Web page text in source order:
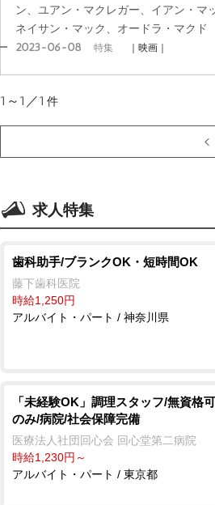
ン、ユアン・マクレガー、イアン・マ
ネイサン・マック、オードラ・マクド
2023-06-08 特集 ｜映画｜
1～1／1 件
求人特集
歯科助手/ブランクOK・短時間OK
藤下歯科医院
時給1,250円
アルバイト・パート / 神奈川県
「未経験OK」調理スタッフ/無資格
のみ/病院/社会保障完備
医療法人社団回心会 回心堂第二病院
時給1,230円～
アルバイト・パート / 東京都